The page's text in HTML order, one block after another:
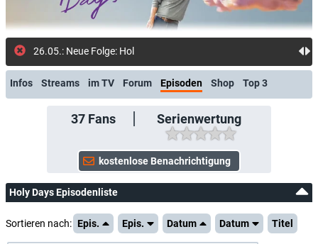
26.05.: Neue Folge: Holy Days
Infos Streams im TV Forum Episoden Shop Top 3
37Fans Serienwertung
Holy Days Episodenliste
Sortieren nach: Epis. Epis. Datum Datum Titel